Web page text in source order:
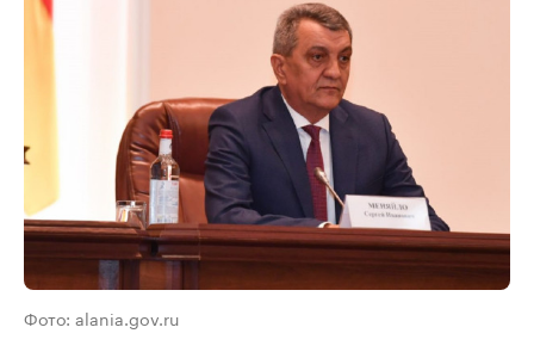
Фото: alania.gov.ru